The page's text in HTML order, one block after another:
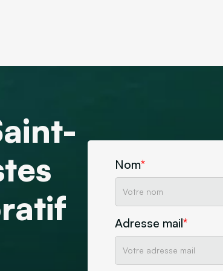
Travailler une image fidèle et Concevoir
Définir et connaître les
typologies d’utilisateurs
Créer arborescences,
wireframes, maquettes
notre agence
Nom*
Adresse mail*